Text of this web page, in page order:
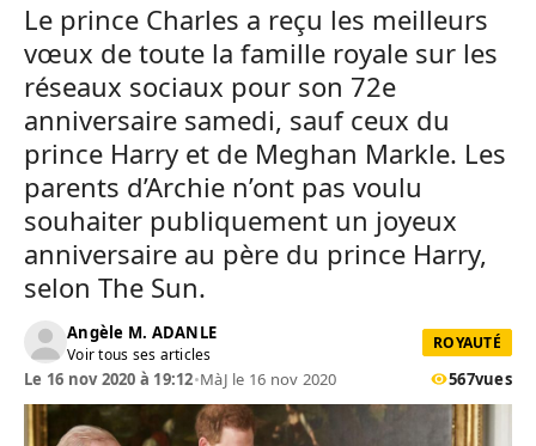
Le prince Charles a reçu les meilleurs
vœux de toute la famille royale sur les
réseaux sociaux pour son 72e
anniversaire samedi, sauf ceux du
prince Harry et de Meghan Markle. Les
parents d’Archie n’ont pas voulu
souhaiter publiquement un joyeux
anniversaire au père du prince Harry,
selon The Sun.
Angèle M. ADANLE
Voir tous ses articles
ROYAUTÉ
Le 16 nov 2020 à 19:12•MàJ le 16 nov 2020 567vues